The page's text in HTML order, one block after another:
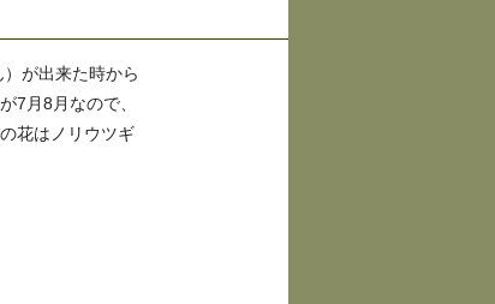
が出来た時から
7月8月なので、
花はノリウツギ